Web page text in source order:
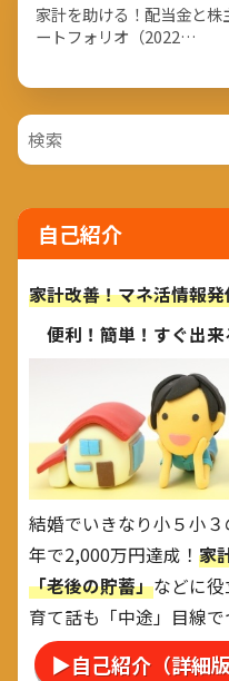
家計を助ける！配当金と
ートフォリオ（2022…
自己紹介
家計改善！マネ活情報
便利！簡単！すぐ出来
結婚でいきなり小５小
年で2,000万円達成！ 家
「老後の貯蓄」などに
育て話も「中途」目線
▶自己紹介（詳細版